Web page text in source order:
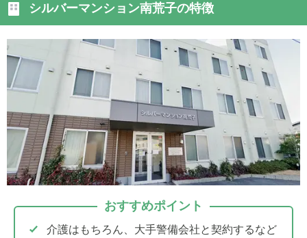
シルバーマンション南荒子の特徴
おすすめポイント
介護はもちろん、大手警備会社と契約するなど